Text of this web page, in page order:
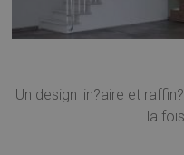
Un design lin?aire et
la